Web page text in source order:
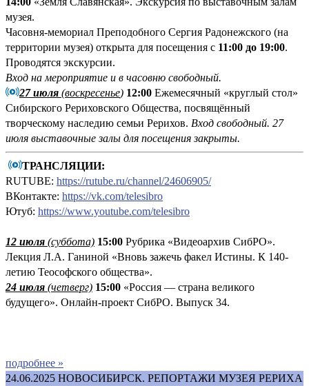
музея.
Часовня-мемориал Преподобного Сергия Радонежского (на
территории музея) открыта для посещения с 11:00 до 19:00.
Проводятся экскурсии.
Вход на мероприятие и в часовню свободный.
27 июля (воскресенье) 12:00 Ежемесячный «круглый стол»
Сибирского Рериховского Общества, посвящённый
творческому наследию семьи Рерихов. Вход свободный. 27
июля выставочные залы для посещения закрыты.
ТРАНСЛЯЦИИ:
RUTUBE: https://rutube.ru/channel/24606905/
ВКонтакте: https://vk.com/telesibro
Ютуб: https://www.youtube.com/telesibro
12 июля (суббота) 15:00 Рубрика «Видеоархив СибРО».
Лекция Л.А. Ганиной «Вновь зажечь факел Истины. К 140-
летию Теософского общества».
24 июля (четверг) 15:00 «Россия — страна великого
будущего». Онлайн-проект СибРО. Выпуск 34.
подробнее »
24.06.2025 НОВОСИБИРСК. РЕПОРТАЖИ МУЗЕЯ РЕРИХА